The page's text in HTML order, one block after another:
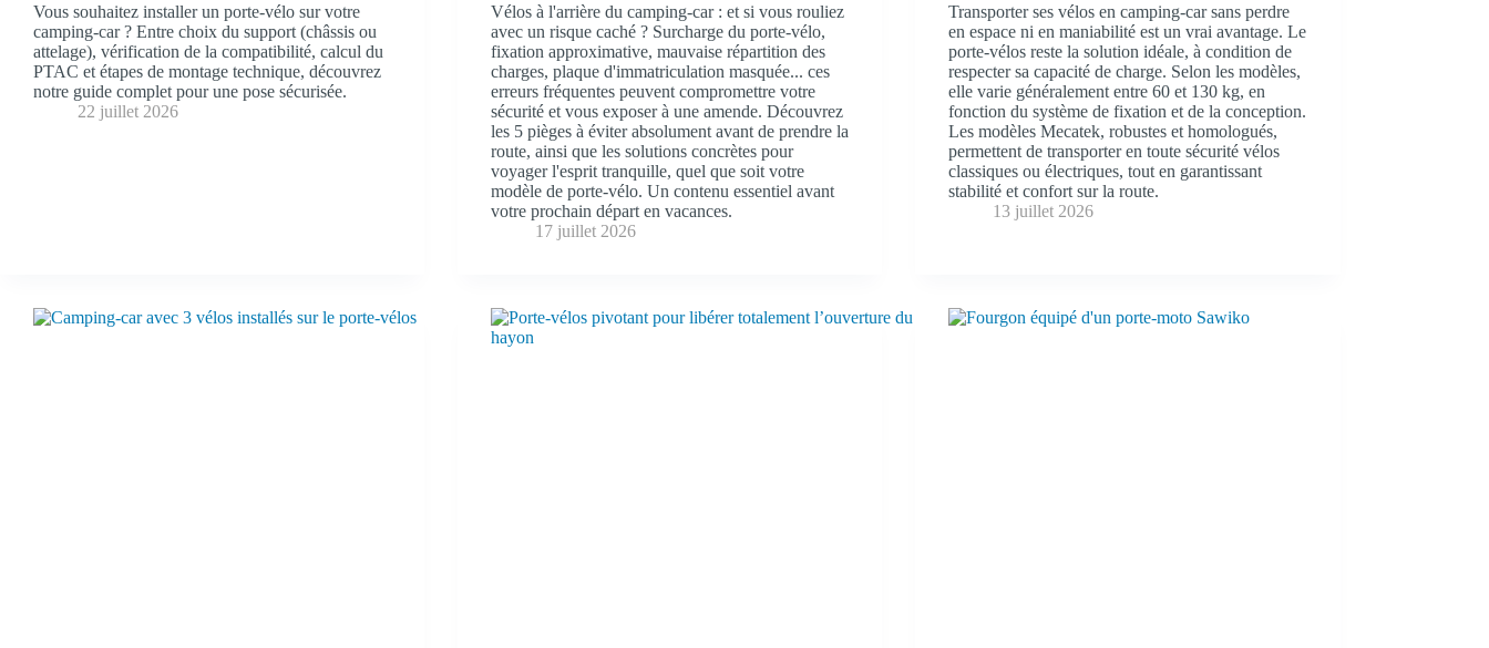
Vous souhaitez installer un porte-vélo sur votre
camping-car ? Entre choix du support (châssis ou
attelage), vérification de la compatibilité, calcul du
PTAC et étapes de montage technique, découvrez
notre guide complet pour une pose sécurisée.
22 juillet 2026
Vélos à l'arrière du camping-car : et si vous rouliez
avec un risque caché ? Surcharge du porte-vélo,
fixation approximative, mauvaise répartition des
charges, plaque d'immatriculation masquée... ces
erreurs fréquentes peuvent compromettre votre
sécurité et vous exposer à une amende. Découvrez
les 5 pièges à éviter absolument avant de prendre la
route, ainsi que les solutions concrètes pour
voyager l'esprit tranquille, quel que soit votre
modèle de porte-vélo. Un contenu essentiel avant
votre prochain départ en vacances.
17 juillet 2026
Transporter ses vélos en camping-car sans perdre
en espace ni en maniabilité est un vrai avantage. Le
porte-vélos reste la solution idéale, à condition de
respecter sa capacité de charge. Selon les modèles,
elle varie généralement entre 60 et 130 kg, en
fonction du système de fixation et de la conception.
Les modèles Mecatek, robustes et homologués,
permettent de transporter en toute sécurité vélos
classiques ou électriques, tout en garantissant
stabilité et confort sur la route.
13 juillet 2026